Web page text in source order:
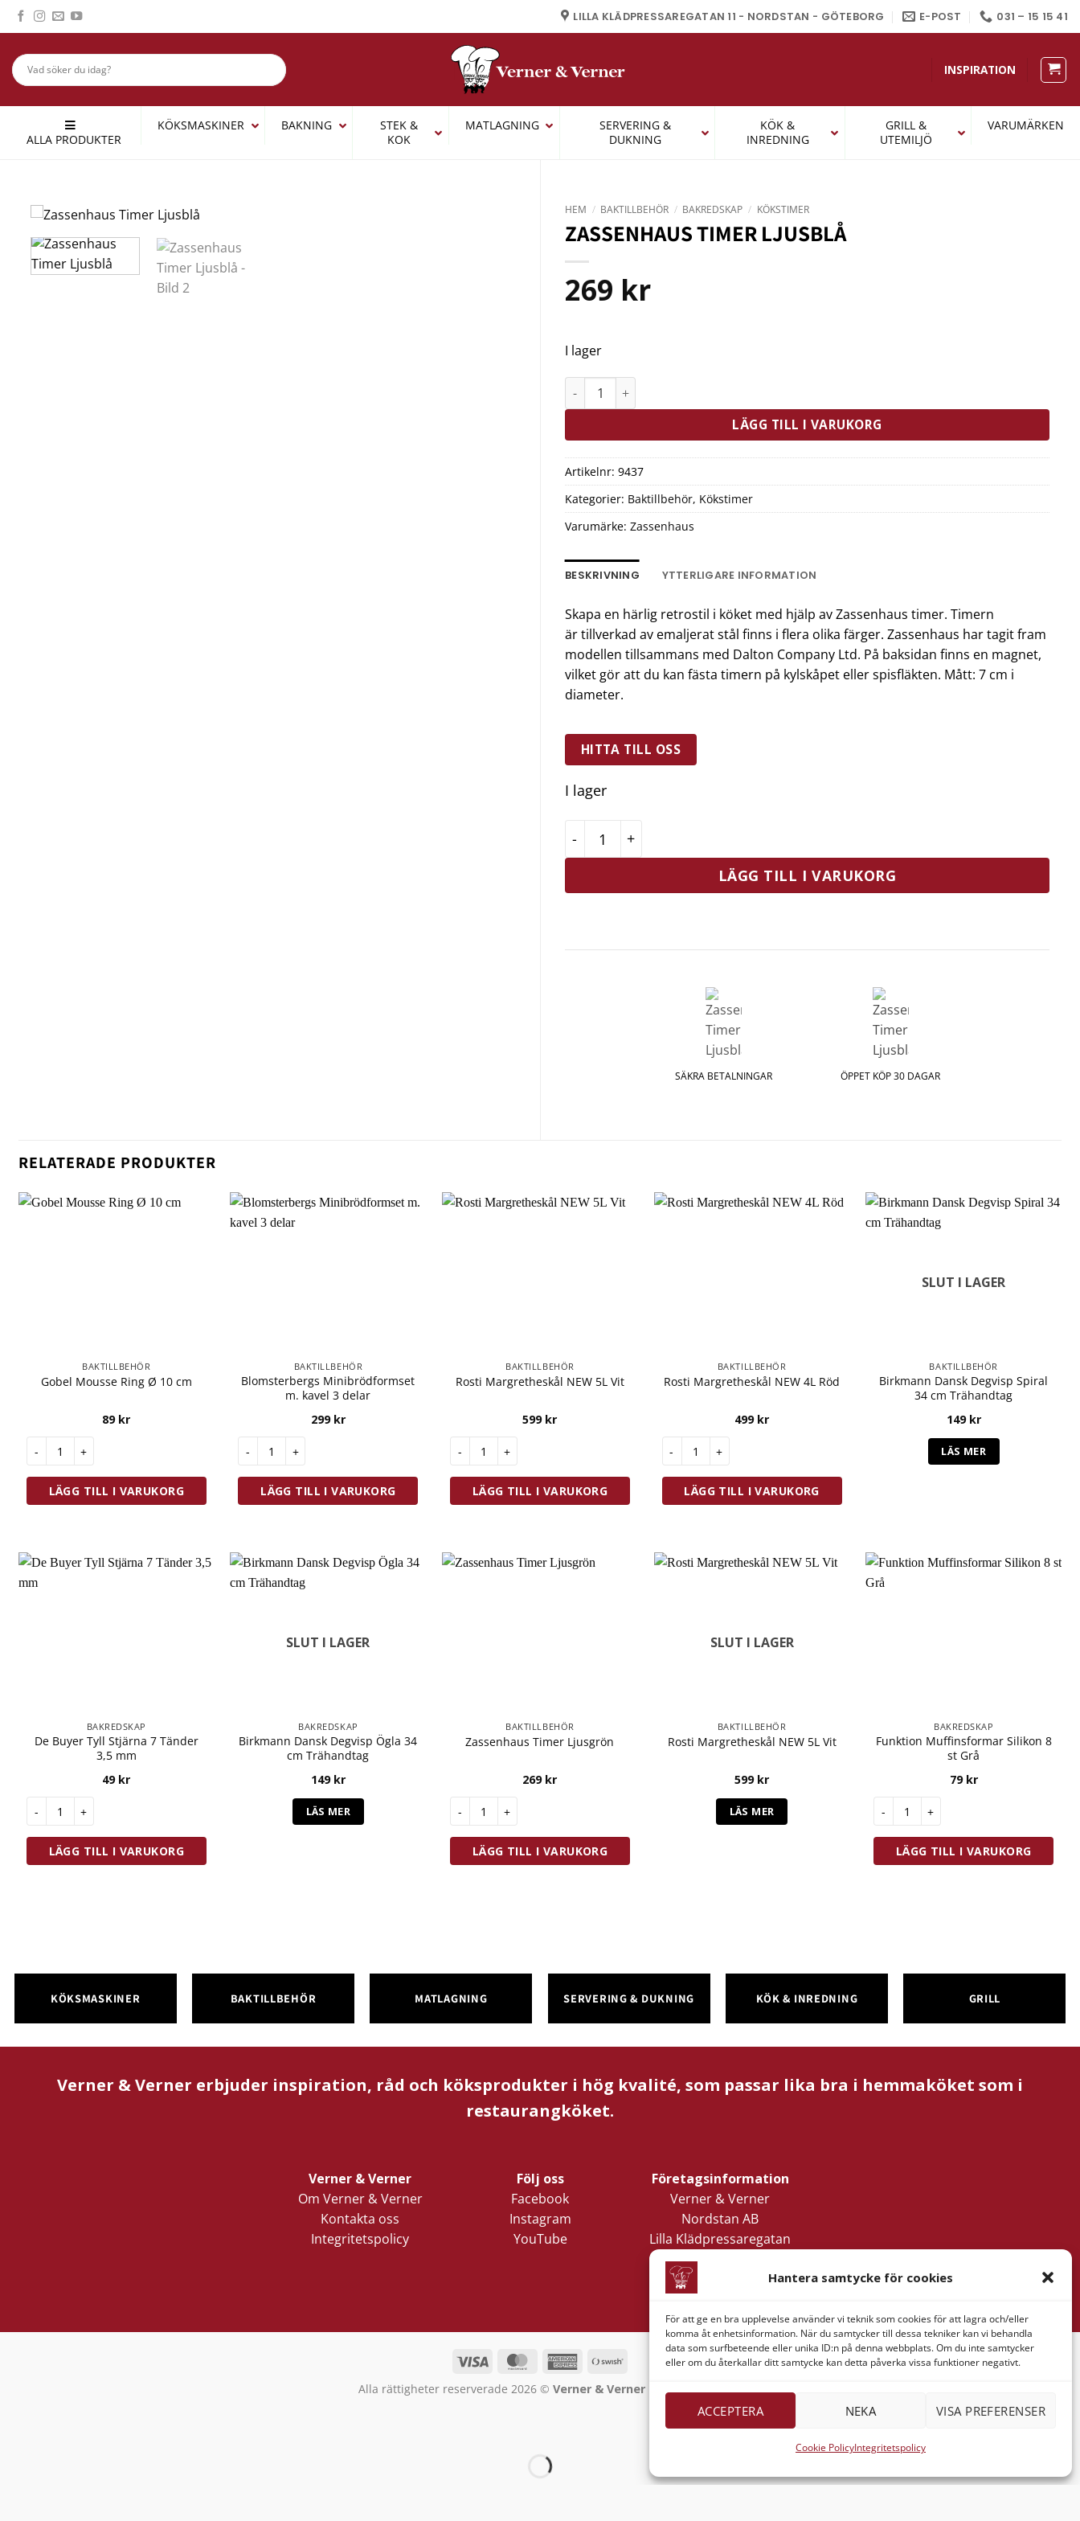
Hantera samtycke för cookies
För att ge en bra upplevelse använder vi teknik som cookies för att lagra och/eller
komma åt enhetsinformation. När du samtycker till dessa tekniker kan vi behandla
data som surfbeteende eller unika ID:n på denna webbplats. Om du inte samtycker
eller om du återkallar ditt samtycke kan detta påverka vissa funktioner negativt.
ACCEPTERA NEKA VISA PREFERENSER
Cookie PolicyIntegritetspolicy
Skip
to
LILLA KLÄDPRESSAREGATAN 11 - NORDSTAN - GÖTEBORG E-POST 031 – 15 15 41
INSPIRATION
ALLA PRODUKTER
KÖKSMASKINER BAKNING
STEK &
KOK
MATLAGNING
SERVERING &
DUKNING
KÖK &
INREDNING
GRILL &
UTEMILJÖ
VARUMÄRKEN
HEM / BAKTILLBEHÖR / BAKREDSKAP / KÖKSTIMER
ZASSENHAUS TIMER LJUSBLÅ
269 kr
I lager
Zassenhaus Timer Ljusblå mängd
LÄGG TILL I VARUKORG
Artikelnr: 9437
Kategorier: Baktillbehör, Kökstimer
Varumärke: Zassenhaus
BESKRIVNING YTTERLIGARE INFORMATION
Skapa en härlig retrostil i köket med hjälp av Zassenhaus timer. Timern
är tillverkad av emaljerat stål finns i flera olika färger. Zassenhaus har tagit fram
modellen tillsammans med Dalton Company Ltd. På baksidan finns en magnet,
vilket gör att du kan fästa timern på kylskåpet eller spisfläkten. Mått: 7 cm i
diameter.
HITTA TILL OSS
I lager
LÄGG TILL I VARUKORG
SÄKRA BETALNINGAR ÖPPET KÖP 30 DAGAR
RELATERADE PRODUKTER
BAKTILLBEHÖR
Gobel Mousse Ring Ø 10 cm
89 kr
LÄGG TILL I VARUKORG
BAKTILLBEHÖR
Blomsterbergs Minibrödformset
m. kavel 3 delar
299 kr
LÄGG TILL I VARUKORG
BAKTILLBEHÖR
Rosti Margretheskål NEW 5L Vit
599 kr
LÄGG TILL I VARUKORG
BAKTILLBEHÖR
Rosti Margretheskål NEW 4L Röd
499 kr
LÄGG TILL I VARUKORG
SLUT I LAGER
BAKTILLBEHÖR
Birkmann Dansk Degvisp Spiral
34 cm Trähandtag
149 kr
LÄS MER
BAKREDSKAP
De Buyer Tyll Stjärna 7 Tänder
3,5 mm
49 kr
LÄGG TILL I VARUKORG
SLUT I LAGER
BAKREDSKAP
Birkmann Dansk Degvisp Ögla 34
cm Trähandtag
149 kr
LÄS MER
BAKTILLBEHÖR
Zassenhaus Timer Ljusgrön
269 kr
LÄGG TILL I VARUKORG
SLUT I LAGER
BAKTILLBEHÖR
Rosti Margretheskål NEW 5L Vit
599 kr
LÄS MER
BAKREDSKAP
Funktion Muffinsformar Silikon 8
st Grå
79 kr
LÄGG TILL I VARUKORG
KÖKSMASKINER BAKTILLBEHÖR MATLAGNING SERVERING & DUKNING KÖK & INREDNING GRILL
Verner & Verner erbjuder inspiration, råd och köksprodukter i hög kvalité, som passar lika bra i hemmaköket som i
restaurangköket.
Verner & Verner
Om Verner & Verner
Kontakta oss
Integritetspolicy
Följ oss
Facebook
Instagram
YouTube
Företagsinformation
Verner & Verner
Nordstan AB
Lilla Klädpressaregatan
411 05 Göteborg
Visa MasterCardAmericanSwish
Alla rättigheter reserverade 2026 © Verner & Verner Nordstan AB